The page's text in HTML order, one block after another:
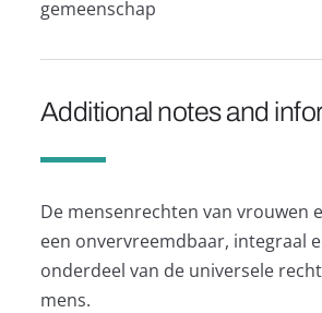
gemeenschap
Additional notes and
De mensenrechten van vrouwen
een onvervreemdbaar, integraal
onderdeel van de universele
mens.